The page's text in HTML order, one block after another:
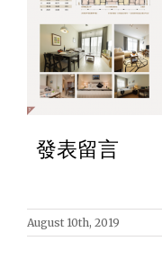
發表留言
August 10th, 2019